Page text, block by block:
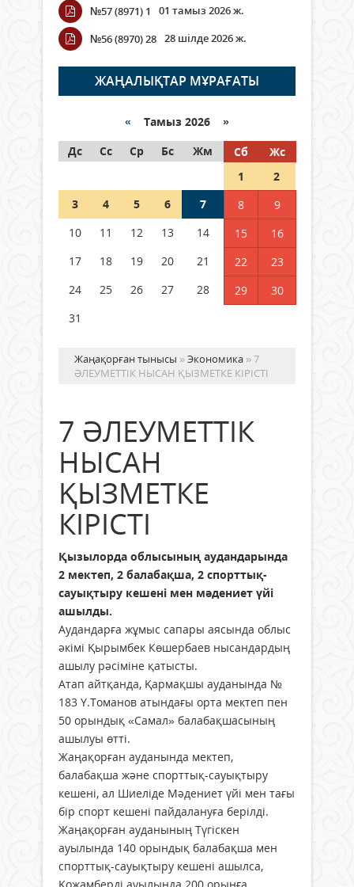
Wi-Fi ҚАБЫРҒА АРҚЫЛЫ ҚАЛАЙ
ӨТЕДІ?
06 тамыз 2026 ж. 251
граждане Казахстана,
05 тамыз 2026 ж. 123
Шетелде жүрген Қазақстан
азаматтары қалай дауыс бере
№57 (8971) 1
01 тамыз 2026 ж.
№56 (8970) 28 28 шілде 2026 ж.
ЖАҢАЛЫҚТАР МҰРАҒАТЫ
« Тамыз 2026 »
Дс
Сс Ср Бс Жм Сб
Жс
1
2
3
4 5 6 7 8
9
10
11 12 13 14 15
16
17
18 19 20 21 22
23
24
25 26 27 28 29
30
31
Жаңақорған тынысы »Экономика » 7
ӘЛЕУМЕТТІК НЫСАН ҚЫЗМЕТКЕ КІРІСТІ
7 ӘЛЕУМЕТТІК
НЫСАН
ҚЫЗМЕТКЕ
КІРІСТІ
Қызылорда облысының аудандарында
2 мектеп, 2 балабақша, 2 спорттық-
сауықтыру кешені мен мәдениет үйі
ашылды.
Аудандарға жұмыс сапары аясында облыс
әкімі Қырымбек Көшербаев нысандардың
ашылу рәсіміне қатысты.
Атап айтқанда, Қармақшы ауданында №
183 Ү.Томанов атындағы орта мектеп пен
50 орындық «Самал» балабақшасының
ашылуы өтті.
Жаңақорған ауданында мектеп,
балабақша және спорттық-сауықтыру
кешені, ал Шиеліде Мәдениет үйі мен тағы
бір спорт кешені пайдалануға берілді.
Жаңақорған ауданының Түгіскен
ауылында 140 орындық балабақша мен
спорттық-сауықтыру кешені ашылса,
Қожамберді ауылында 200 орынға